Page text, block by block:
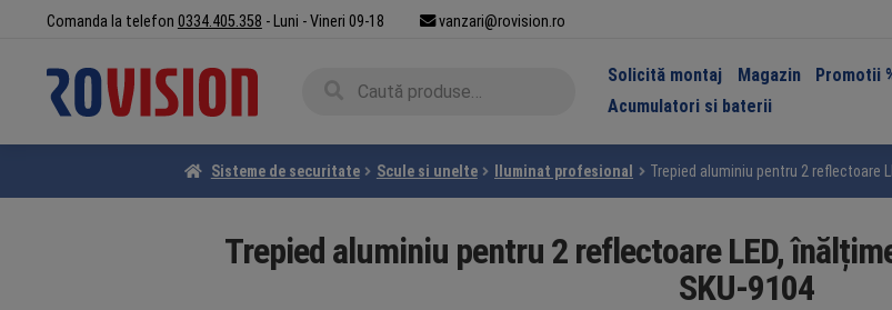
navigare
conținut
Comanda la telefon 0334.405.358 - Luni - Vineri 09-18 vanzari@rovision.ro
Solicită montaj Magazin Promotii
Acumulatori si baterii
Sisteme de securitate Scule si unelte Iluminat profesional Trepied aluminiu pentru 2 reflectoare
Trepied aluminiu pentru 2 reflectoare LED,
SKU-9104